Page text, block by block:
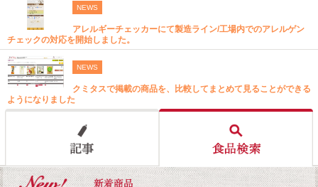
NEWS
アレルギーチェッカーにて製造ライン/工場内でのアレルゲン
チェックの対応を開始しました。
NEWS
クミタスで掲載の商品を、比較してまとめて見ることができる
ようになりました